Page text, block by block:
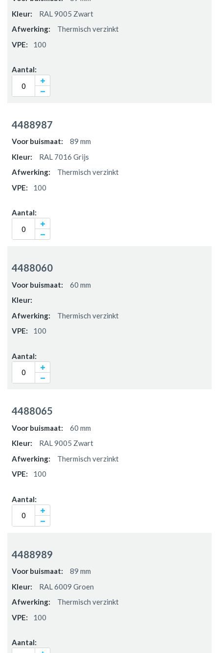
RAL 9005 Zwart
Thermisch verzinkt
100
4488987
89 mm
RAL 7016 Grijs
Thermisch verzinkt
100
4488060
60 mm
Thermisch verzinkt
100
4488065
60 mm
RAL 9005 Zwart
Thermisch verzinkt
100
4488989
89 mm
RAL 6009 Groen
Thermisch verzinkt
100